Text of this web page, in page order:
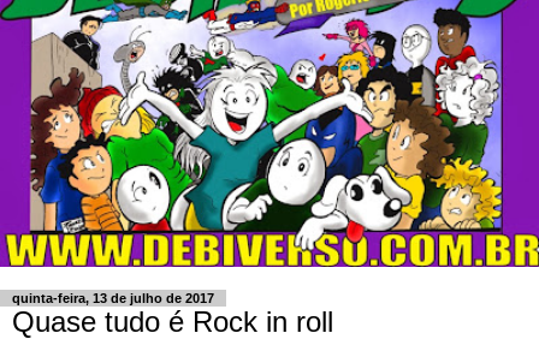
quinta-feira, 13 de julho de 2017
Quase tudo é Rock in roll